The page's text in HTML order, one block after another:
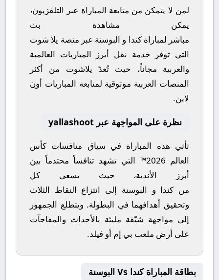
لمن لا يتمكن من متابعة المباراة عبر التلفزيون،
يمكن مشاهدة بث
مباشر لمباراةكندا و البوسنة عبر منصة يلا شوت
التي توفر خدمة نقل أبرز المباريات العالمية
والعربية مجاناً، حيث تُعدّ يلاشوت من أكثر
المنصات العربية موثوقية لمتابعة المباريات أون
لاين.
نظرة على المواجهة عبر yallashoot
تأتي هذه المباراة في سياق منافسات كأس
العالم 2026™
التي تشهد تنافساً محتدماً بين
أبرز الأندية، حيث يسعى كل
من كندا و البوسنة إلى انتزاع النقاط الثلاث
وتحقيق أهدافهما في البطولة. ويتطلع الجمهور
إلى مواجهة شيّقة مليئة بالأحداث والمفاجآت
على أرض ملعب بي إم أو فيلد.
بطاقة المباراة كندا Vs البوسنة